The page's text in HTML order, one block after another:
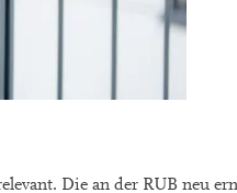
Die an der RUB neu